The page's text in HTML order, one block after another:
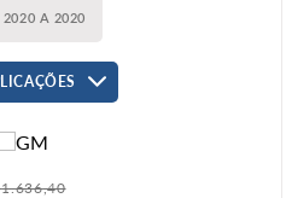
A 2020
1.636,40